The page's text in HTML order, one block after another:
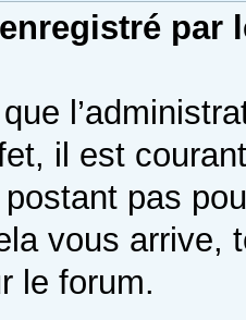
par
il est
pas
vous arrive,
le forum.